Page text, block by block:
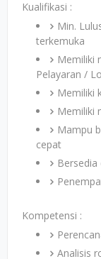
Kualifikasi :
Min.
terkemuka
Memiliki
Pelayaran /
Memiliki
Memiliki
Mampu
cepat
Kompetensi :
Analisis